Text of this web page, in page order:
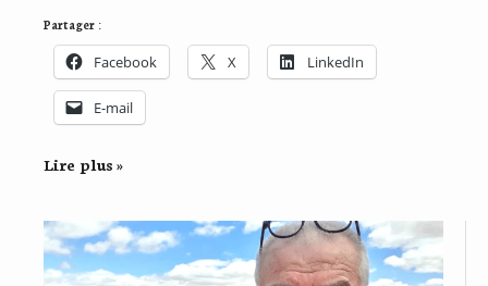
Partager :
Facebook X LinkedIn
E-mail
Lire plus »